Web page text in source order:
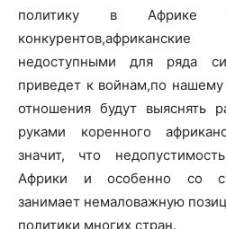
политику в Африке
недоступными для ряда
приведет к войнам,по
отношения будут выяснять
руками коренного
значит, что
Африки и особенно со
занимает немаловажную
политики многих стран.